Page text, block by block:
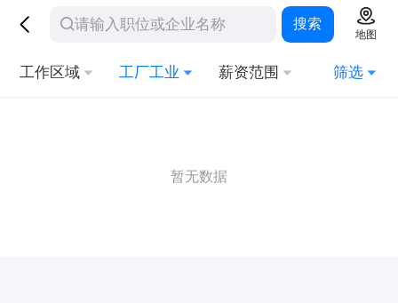
搜索
地图
工作区域 工厂工业 薪资范围 筛选
暂无数据